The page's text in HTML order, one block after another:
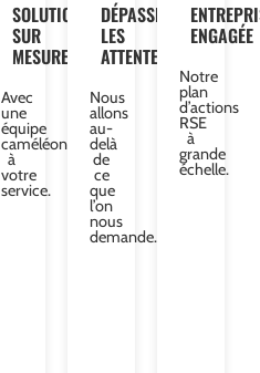
SOLUTIONS
SUR
MESURE
Avec
une
équipe
caméléon
à
votre
service.
DÉPASSER
LES
ATTENTES
Nous
allons
au-
delà
de
ce
que
l’on
nous
demande.
ENGAGÉE
Notre
plan
d’actions
RSE
à
grande
échelle.